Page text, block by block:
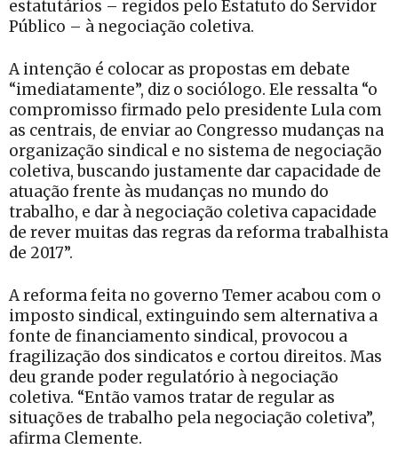
estatutários – regidos pelo Estatuto do Servidor
Público – à negociação coletiva.
A intenção é colocar as propostas em debate
“imediatamente”, diz o sociólogo. Ele ressalta “o
compromisso firmado pelo presidente Lula com
as centrais, de enviar ao Congresso mudanças na
organização sindical e no sistema de negociação
coletiva, buscando justamente dar capacidade de
atuação frente às mudanças no mundo do
trabalho, e dar à negociação coletiva capacidade
de rever muitas das regras da reforma trabalhista
de 2017”.
A reforma feita no governo Temer acabou com o
imposto sindical, extinguindo sem alternativa a
fonte de financiamento sindical, provocou a
fragilização dos sindicatos e cortou direitos. Mas
deu grande poder regulatório à negociação
coletiva. “Então vamos tratar de regular as
situações de trabalho pela negociação coletiva”,
afirma Clemente.